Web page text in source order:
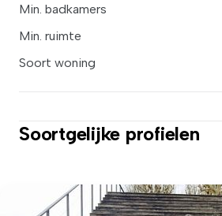
Min. badkamers
Min. ruimte
Soort woning
Soortgelijke profielen